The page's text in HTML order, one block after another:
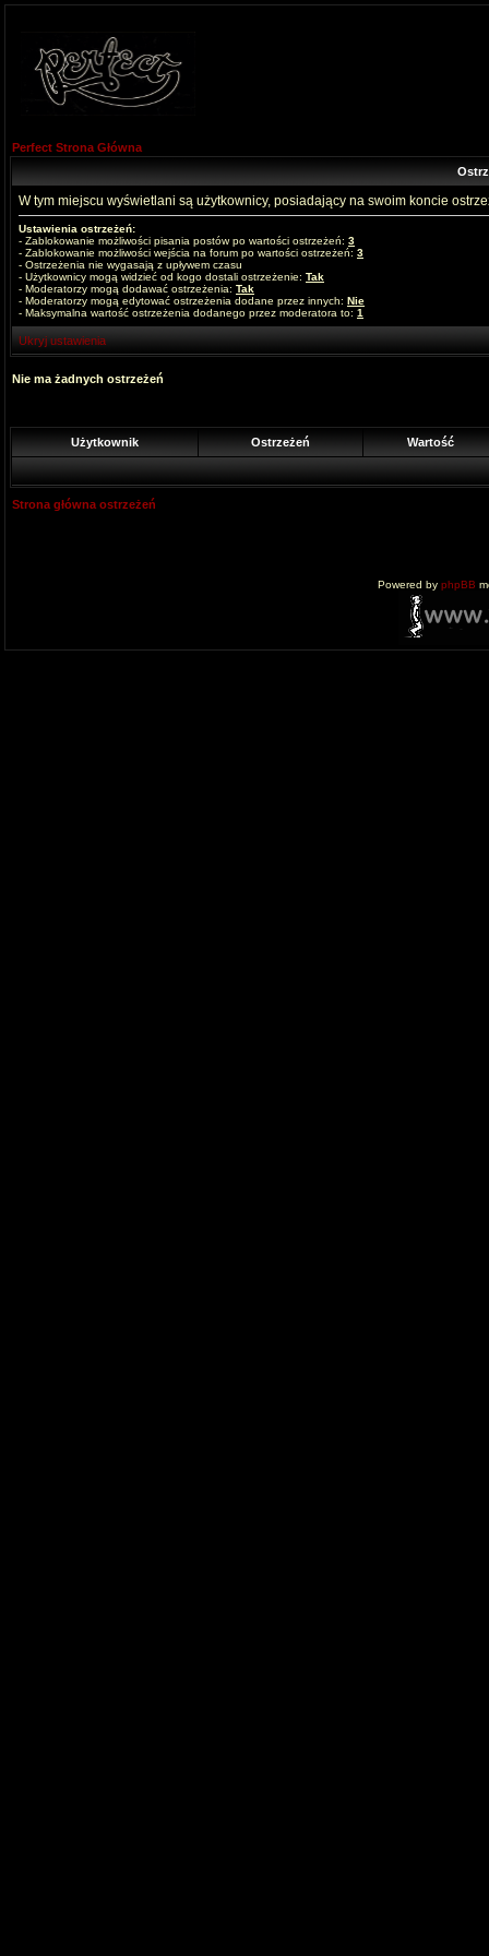
Perfect Strona Główna
W tym miejscu wyświetlani są użytkownicy, posiadający na swoim koncie
Ustawienia ostrzeżeń:
- Zablokowanie możliwości pisania postów po wartości ostrzeżeń: 3
- Zablokowanie możliwości wejścia na forum po wartości ostrzeżeń: 3
- Ostrzeżenia nie wygasają z upływem czasu
- Użytkownicy mogą widzieć od kogo dostali ostrzeżenie: Tak
- Moderatorzy mogą dodawać ostrzeżenia: Tak
- Moderatorzy mogą edytować ostrzeżenia dodane przez innych: Nie
- Maksymalna wartość ostrzeżenia dodanego przez moderatora to: 1
Ukryj ustawienia
Nie ma żadnych ostrzeżeń
Użytkownik Ostrzeżeń Wartość
Strona główna ostrzeżeń
Powered by phpBB